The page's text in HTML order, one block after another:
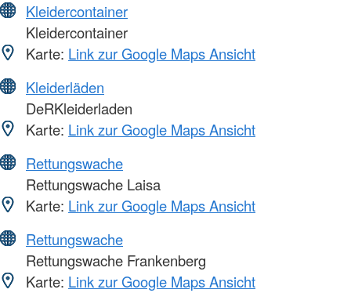
Kleidercontainer
Kleidercontainer
Karte: Link zur Google Maps Ansicht
Kleiderläden
DeRKleiderladen
Karte: Link zur Google Maps Ansicht
Rettungswache
Rettungswache Laisa
Karte: Link zur Google Maps Ansicht
Rettungswache
Rettungswache Frankenberg
Karte: Link zur Google Maps Ansicht